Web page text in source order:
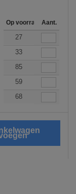
144-287 288 + Meer
Op voorraadAant.
14.42
27
14.42
33
14.42
85
14.42
59
14.42
68